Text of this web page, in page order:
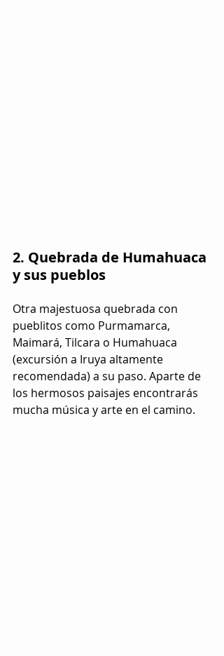
2. Quebrada de Humahuaca
y sus pueblos
Otra majestuosa quebrada con
pueblitos como Purmamarca,
Maimará, Tilcara o Humahuaca
(excursión a Iruya altamente
recomendada) a su paso. Aparte de
los hermosos paisajes encontrarás
mucha música y arte en el camino.